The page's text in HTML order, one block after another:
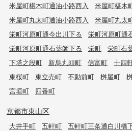
米屋町椹木町通油小路西入
米屋町椹木
米屋町丸太町通油小路西入
米屋町丸太
栄町河原町通今出川下る
栄町河原町通
栄町河原町通石薬師下る
栄町 栄町石
下塔之段町
新烏丸頭町 信富町 十四
東桜町
東立売町 不動前町 桝屋町
宮垣町
四番町
京都市東山区
大井手町 五軒町
五軒町三条通白川橋